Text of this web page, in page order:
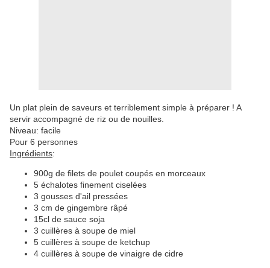
Un plat plein de saveurs et terriblement simple à préparer ! A
servir accompagné de riz ou de nouilles.
Niveau: facile
Pour 6 personnes
Ingrédients:
900g de filets de poulet coupés en morceaux
5 échalotes finement ciselées
3 gousses d'ail pressées
3 cm de gingembre râpé
15cl de sauce soja
3 cuillères à soupe de miel
5 cuillères à soupe de ketchup
4 cuillères à soupe de vinaigre de cidre